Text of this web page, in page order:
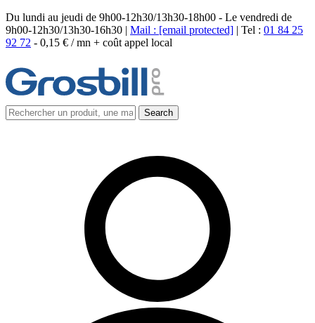
Du lundi au jeudi de 9h00-12h30/13h30-18h00 - Le vendredi de
9h00-12h30/13h30-16h30 | Mail : [email protected] | Tel : 01 84 25
92 72 - 0,15 € / mn + coût appel local